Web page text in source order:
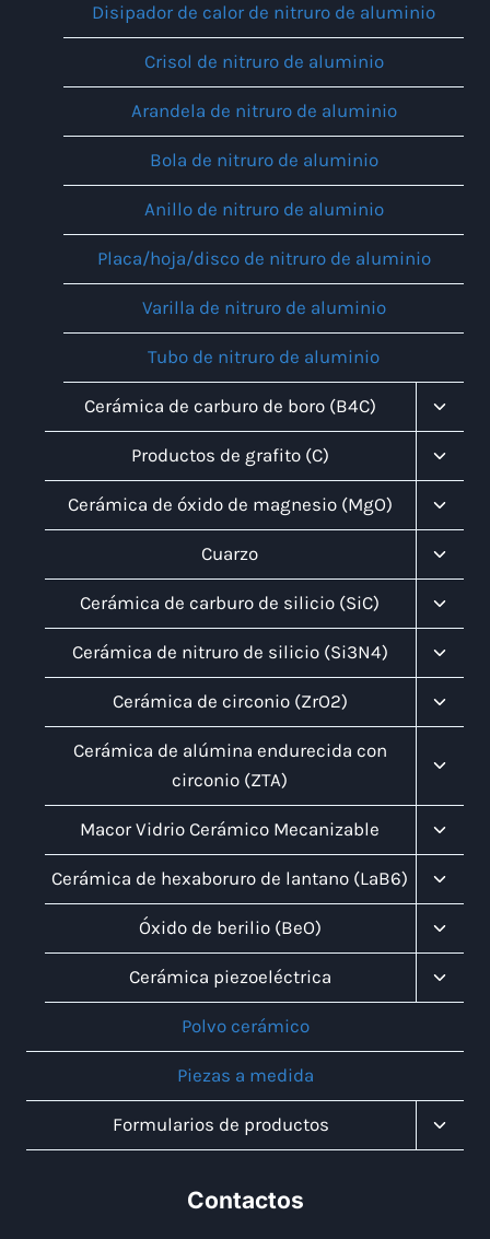
Disipador de calor de nitruro de aluminio
Crisol de nitruro de aluminio
Arandela de nitruro de aluminio
Bola de nitruro de aluminio
Anillo de nitruro de aluminio
Placa/hoja/disco de nitruro de aluminio
Varilla de nitruro de aluminio
Tubo de nitruro de aluminio
Cerámica de carburo de boro (B4C)
Menú
Productos de grafito (C)
Menú
Cerámica de óxido de magnesio (MgO)
Menú
Cuarzo
Menú
Cerámica de carburo de silicio (SiC)
Menú
Cerámica de nitruro de silicio (Si3N4)
Menú
Cerámica de circonio (ZrO2)
Menú
Cerámica de alúmina endurecida con
circonio (ZTA)
Menú
Macor Vidrio Cerámico Mecanizable
Menú
Cerámica de hexaboruro de lantano (LaB6)
Menú
Óxido de berilio (BeO)
Menú
Cerámica piezoeléctrica
Menú
Polvo cerámico
Piezas a medida
Formularios de productos
Menú
Contactos